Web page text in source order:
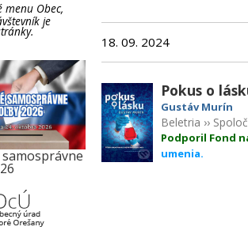
18. 09. 2024
Pokus o
Gustáv Murín
Beletria ››
Podporil Fond
umenia.
menu Obec,
je